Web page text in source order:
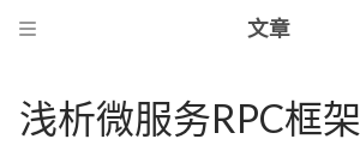
文章
浅析微服务RPC框架